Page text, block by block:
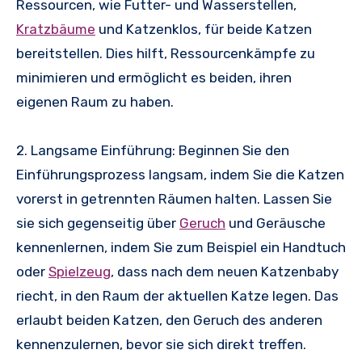
Ressourcen, wie Futter- und Wasserstellen,
Kratzbäume und Katzenklos, für beide Katzen
bereitstellen. Dies hilft, Ressourcenkämpfe zu
minimieren und ermöglicht es beiden, ihren
eigenen Raum zu haben.
2. Langsame Einführung: Beginnen Sie den
Einführungsprozess langsam, indem Sie die Katzen
vorerst in getrennten Räumen halten. Lassen Sie
sie sich gegenseitig über Geruch und Geräusche
kennenlernen, indem Sie zum Beispiel ein Handtuch
oder Spielzeug, dass nach dem neuen Katzenbaby
riecht, in den Raum der aktuellen Katze legen. Das
erlaubt beiden Katzen, den Geruch des anderen
kennenzulernen, bevor sie sich direkt treffen.